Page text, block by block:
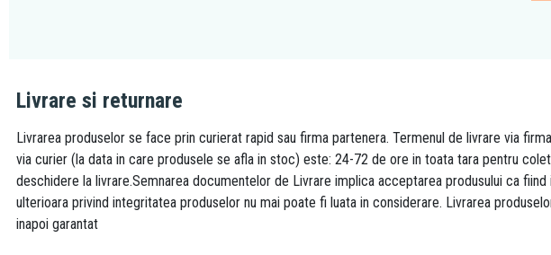
Livrare si returnare
Livrarea produselor se face prin curierat rapid sau firma partenera. Termenul de livrare via
via curier (la data in care produsele se afla in stoc) este: 24-72 de ore in toata tara pentru
deschidere la livrare.Semnarea documentelor de Livrare implica acceptarea produsului ca
ulterioara privind integritatea produselor nu mai poate fi luata in considerare. Livrarea
inapoi garantat